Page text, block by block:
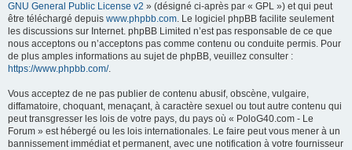
GNU General Public License v2 » (désigné ci-après par « GPL ») et qui peut
être téléchargé depuis www.phpbb.com. Le logiciel phpBB facilite seulement
les discussions sur Internet. phpBB Limited n’est pas responsable de ce que
nous acceptons ou n’acceptons pas comme contenu ou conduite permis. Pour
de plus amples informations au sujet de phpBB, veuillez consulter :
https://www.phpbb.com/.
Vous acceptez de ne pas publier de contenu abusif, obscène, vulgaire,
diffamatoire, choquant, menaçant, à caractère sexuel ou tout autre contenu qui
peut transgresser les lois de votre pays, du pays où « PoloG40.com - Le
Forum » est hébergé ou les lois internationales. Le faire peut vous mener à un
bannissement immédiat et permanent, avec une notification à votre fournisseur